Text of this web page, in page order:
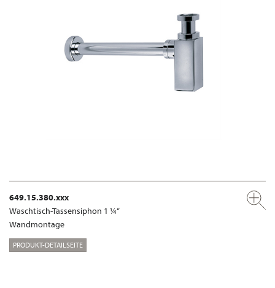
649.15.380.xxx
Waschtisch-Tassensiphon 1 ¼“
Wandmontage
PRODUKT-DETAILSEITE